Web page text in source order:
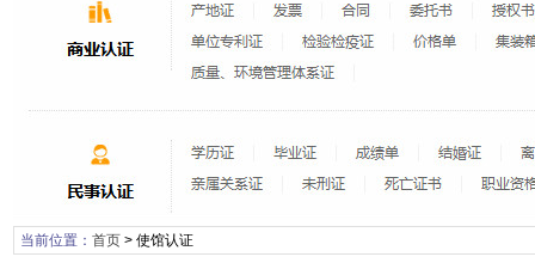
当前位置： 首页> 使馆认证